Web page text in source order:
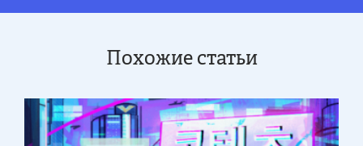
Похожие статьи